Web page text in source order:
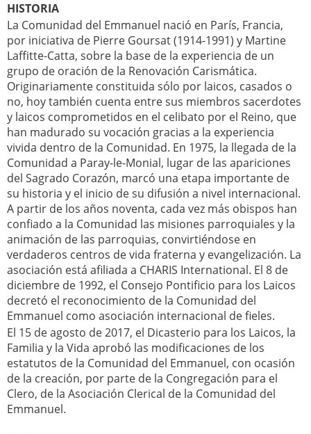
HISTORIA
La Comunidad del Emmanuel nació en París, Francia,
por iniciativa de Pierre Goursat (1914-1991) y Martine
Laffitte-Catta, sobre la base de la experiencia de un
grupo de oración de la Renovación Carismática.
Originariamente constituida sólo por laicos, casados o
no, hoy también cuenta entre sus miembros sacerdotes
y laicos comprometidos en el celibato por el Reino, que
han madurado su vocación gracias a la experiencia
vivida dentro de la Comunidad. En 1975, la llegada de la
Comunidad a Paray-le-Monial, lugar de las apariciones
del Sagrado Corazón, marcó una etapa importante de
su historia y el inicio de su difusión a nivel internacional.
A partir de los años noventa, cada vez más obispos han
confiado a la Comunidad las misiones parroquiales y la
animación de las parroquias, convirtiéndose en
verdaderos centros de vida fraterna y evangelización. La
asociación está afiliada a CHARIS International. El 8 de
diciembre de 1992, el Consejo Pontificio para los Laicos
decretó el reconocimiento de la Comunidad del
Emmanuel como asociación internacional de fieles.
El 15 de agosto de 2017, el Dicasterio para los Laicos, la
Familia y la Vida aprobó las modificaciones de los
estatutos de la Comunidad del Emmanuel, con ocasión
de la creación, por parte de la Congregación para el
Clero, de la Asociación Clerical de la Comunidad del
Emmanuel.